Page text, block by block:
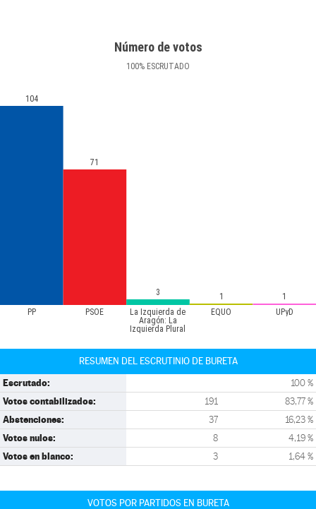
Número de votos
100% ESCRUTADO
PP PSOE
La Izquierda de
Aragón: La
Izquierda Plural
EQUO UPyD
104
71
3 1 1
RESUMEN DEL ESCRUTINIO DE BURETA
Escrutado: 100 %
Votos contabilizados: 191 83,77 %
Abstenciones: 37 16,23 %
Votos nulos: 8 4,19 %
Votos en blanco: 3 1,64 %
VOTOS POR PARTIDOS EN BURETA